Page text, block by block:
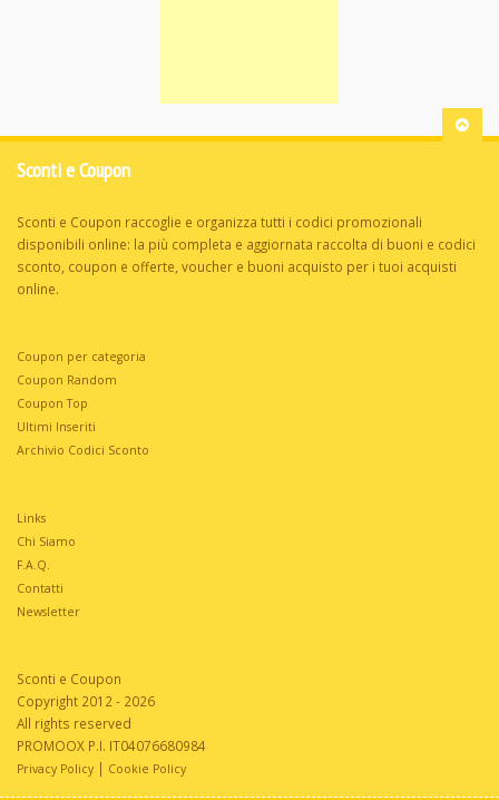
Sconti e Coupon
Sconti e Coupon raccoglie e organizza tutti i codici promozionali
disponibili online: la più completa e aggiornata raccolta di buoni e codici
sconto, coupon e offerte, voucher e buoni acquisto per i tuoi acquisti
online.
Coupon per categoria
Coupon Random
Coupon Top
Ultimi Inseriti
Archivio Codici Sconto
Links
Chi Siamo
F.A.Q.
Contatti
Newsletter
Sconti e Coupon
Copyright 2012 - 2026
All rights reserved
PROMOOX P.I. IT04076680984
Privacy Policy | Cookie Policy